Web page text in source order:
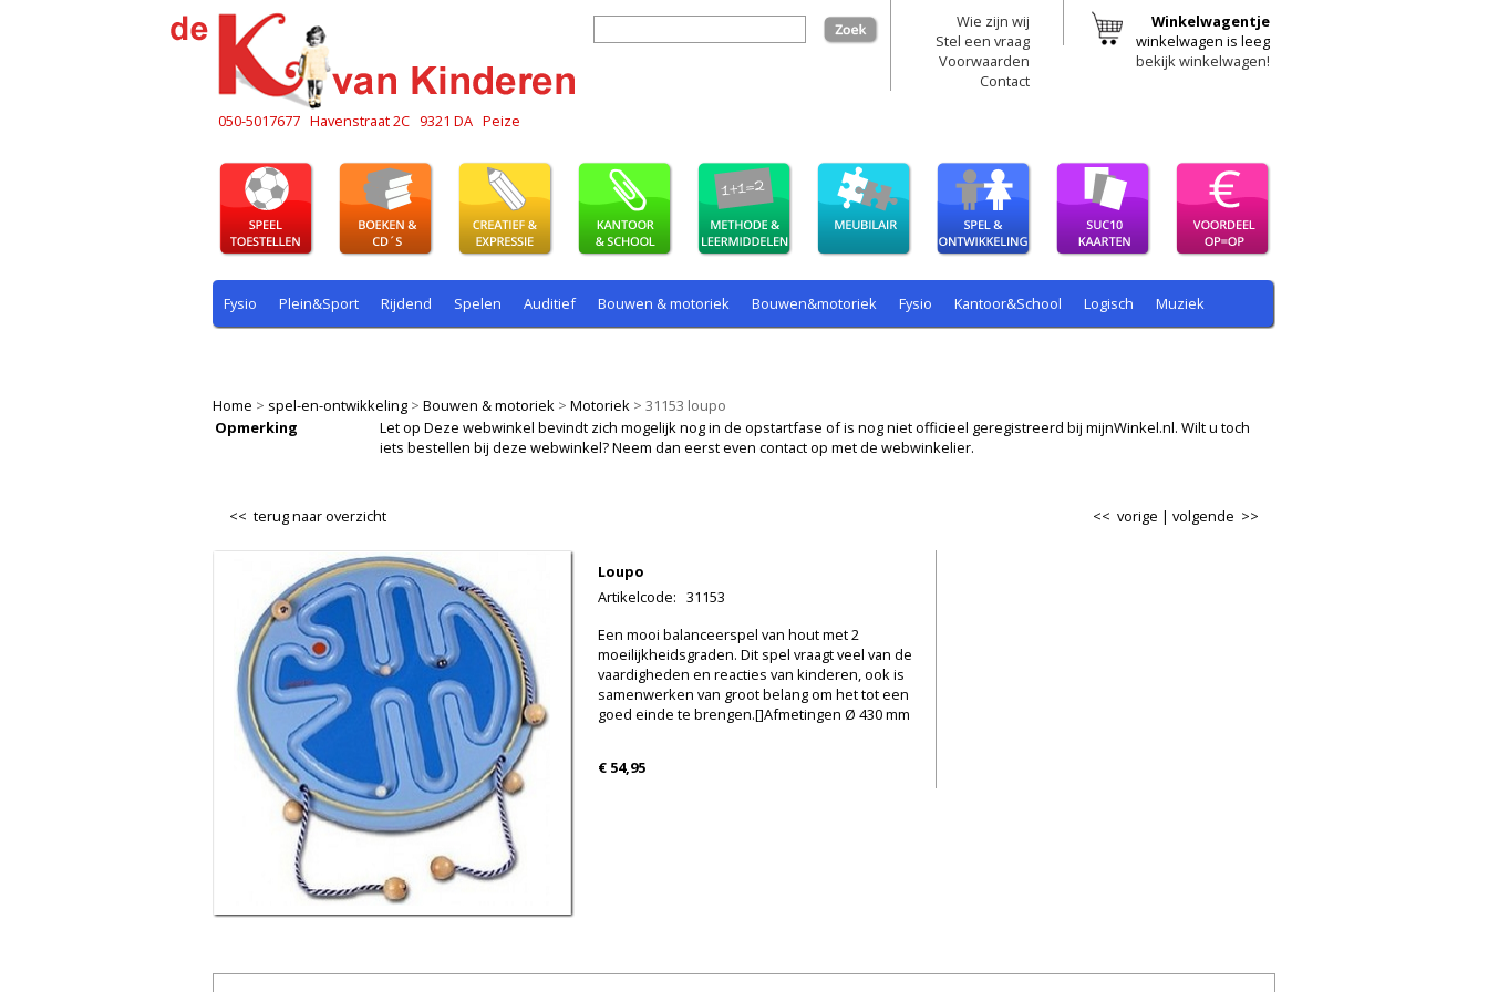
050-5017677 Havenstraat 2C 9321 DA Peize
zoek
Wie zijn wij
Stel een vraag
Voorwaarden
Contact
Winkelwagentje
winkelwagen is leeg
bekijk winkelwagen!
Fysio Plein&Sport Rijdend Spelen Auditief Bouwen & motoriek Bouwen&motoriek Fysio Kantoor&School Logisch Muziek
Home > spel-en-ontwikkeling > Bouwen & motoriek > Motoriek > 31153 loupo
Opmerking
Let op Deze webwinkel bevindt zich mogelijk nog in de opstartfase of is nog niet officieel geregistreerd bij mijnWinkel.nl. Wilt u toch
iets bestellen bij deze webwinkel? Neem dan eerst even contact op met de webwinkelier.
<< terug naar overzicht volgende >>
<< vorige |
Loupo
Artikelcode: 31153
Een mooi balanceerspel van hout met 2
moeilijkheidsgraden. Dit spel vraagt veel van de
vaardigheden en reacties van kinderen, ook is
samenwerken van groot belang om het tot een
goed einde te brengen.[]Afmetingen Ø 430 mm
€ 54,95